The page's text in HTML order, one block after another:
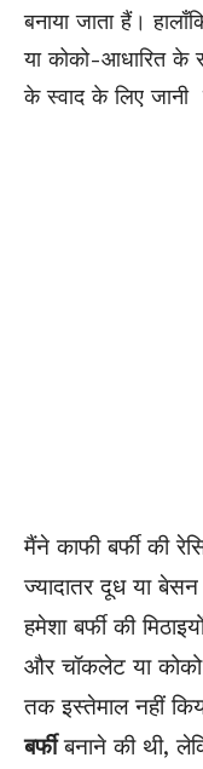
बनाया जाता हैं।
या कोको-आधारित के
के स्वाद के लिए जानी
मैंने काफी बर्फी की
ज्यादातर दूध या
हमेशा बर्फी की
और चॉकलेट या
तक इस्तेमाल नहीं
बर्फीबनाने की थी,